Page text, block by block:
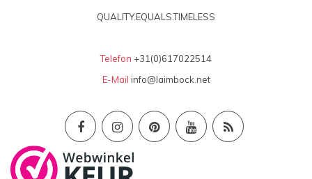
QUALITY.EQUALS.TIMELESS
Telefon +31(0)617022514
E-Mail info@laimbock.net